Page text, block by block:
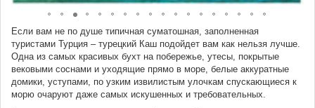
Если вам не по душе типичная суматошная, заполненная
туристами Турция – турецкий Каш подойдет вам как нельзя лучше.
Одна из самых красивых бухт на побережье, утесы, покрытые
вековыми соснами и уходящие прямо в море, белые аккуратные
домики, уступами, по узким извилистым улочкам спускающиеся к
морю очаруют даже самых искушенных и требовательных.